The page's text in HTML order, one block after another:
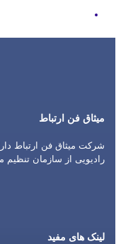
میثاق فن ارتباط
شرکت میثاق فن ارتباط
رادیویی از سازمان تنظیم
لینک های مفید